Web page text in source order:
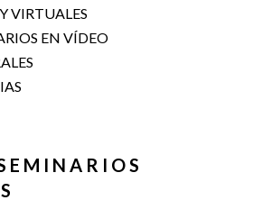
VIRTUALES
EN VÍDEO